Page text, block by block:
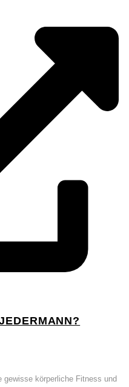
körperliche Fitness und